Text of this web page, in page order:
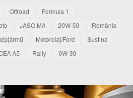
Offroad
Formula 1
JASO MA 20W-50
România
Motorolaj/Ford
Sustina
A5 Rally
0W-30